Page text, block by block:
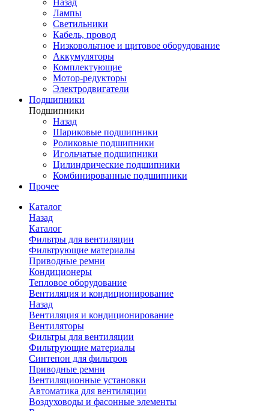
Назад
Лампы
Светильники
Кабель, провод
Низковольтное и щитовое оборудование
Аккумуляторы
Комплектующие
Мотор-редукторы
Электродвигатели
Подшипники
Подшипники
Назад
Шариковые подшипники
Роликовые подшипники
Игольчатые подшипники
Цилиндрические подшипники
Комбинированные подшипники
Прочее
Каталог
Назад
Каталог
Фильтры для вентиляции
Фильтрующие материалы
Приводные ремни
Кондиционеры
Тепловое оборудование
Вентиляция и кондиционирование
Назад
Вентиляция и кондиционирование
Вентиляторы
Фильтры для вентиляции
Фильтрующие материалы
Синтепон для фильтров
Приводные ремни
Вентиляционные установки
Автоматика для вентиляции
Воздуховоды и фасонные элементы